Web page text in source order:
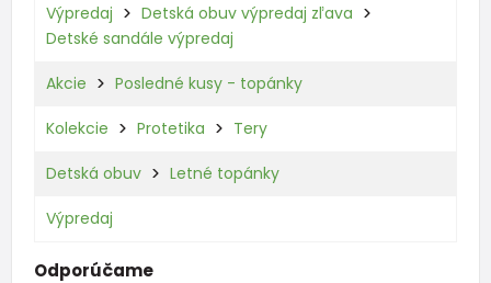
Výpredaj
Detská obuv výpredaj zľava
Detské sandále výpredaj
Akcie Posledné kusy - topánky
Kolekcie Protetika Tery
Detská obuv Letné topánky
Výpredaj
Odporúčame